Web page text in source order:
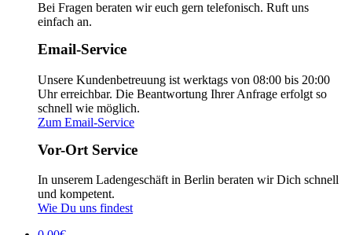
Bei Fragen beraten wir euch gern telefonisch. Ruft uns
einfach an.
Email-Service
Unsere Kundenbetreuung ist werktags von 08:00 bis 20:00
Uhr erreichbar. Die Beantwortung Ihrer Anfrage erfolgt so
schnell wie möglich.
Zum Email-Service
Vor-Ort Service
In unserem Ladengeschäft in Berlin beraten wir Dich schnell
und kompetent.
Wie Du uns findest